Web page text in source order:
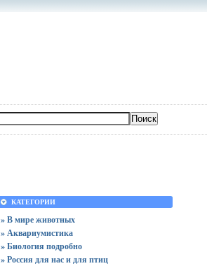
КАТЕГОРИИ
» В мире животных
» Аквариумистика
» Биология подробно
» Россия для нас и для птиц